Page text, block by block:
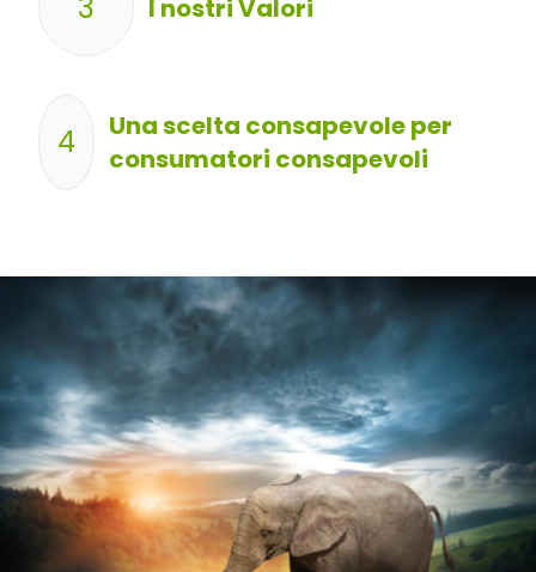
I nostri Valori
4
Una scelta consapevole per
consumatori consapevoli